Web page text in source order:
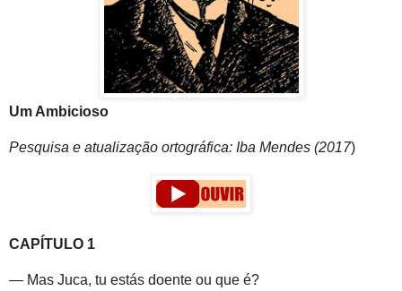
Um Ambicioso
Pesquisa e atualização ortográfica: Iba Mendes (2017)
CAPÍTULO 1
— Mas Juca, tu estás doente ou que é?